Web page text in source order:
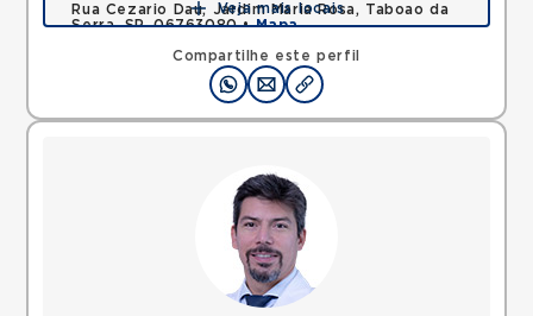
Compartilhe este perfil
Rua Cezario Dau, Jardim Maria Rosa, Taboao da
Serra, SP, 06763080 •Mapa
Veja mais locais